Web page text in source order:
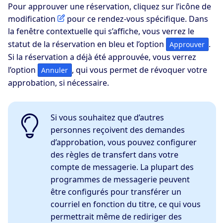
Pour approuver une réservation, cliquez sur l’icône de
modification
pour ce rendez-vous spécifique. Dans
la fenêtre contextuelle qui s’affiche, vous verrez le
statut de la réservation en bleu et l’option
Approuver .
Si la réservation a déjà été approuvée, vous verrez
l’option
Annuler , qui vous permet de révoquer votre
approbation, si nécessaire.
Si vous souhaitez que d’autres
personnes reçoivent des demandes
d’approbation, vous pouvez configurer
des règles de transfert dans votre
compte de messagerie. La plupart des
programmes de messagerie peuvent
être configurés pour transférer un
courriel en fonction du titre, ce qui vous
permettrait même de rediriger des